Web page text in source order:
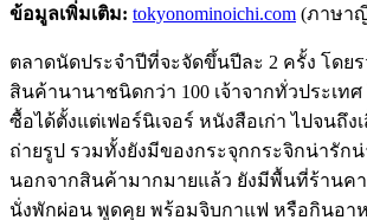
ข้อมูลเพิ่มเติม: tokyonominoichi.com (ภาษา
ตลาดนัดประจำปีที่จะจัดขึ้นปีละ 2 ครั้ง โดย
สินค้านานาชนิดกว่า 100 เจ้าจากทั่วประเท
ซื้อได้ตั้งแต่เฟอร์นิเจอร์ หนังสือเก่า ไปจนถึง
ถ่ายรูป รวมทั้งยังมีของกระจุกกระจิกน่ารัก
นอกจากสินค้ามากมายแล้ว ยังมีพื้นที่ร้านคา
นั่งพักผ่อน พูดคุย พร้อมจิบกาแฟ หรือกินอา